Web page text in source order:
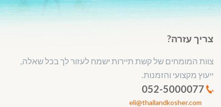
צריך עזרה?
צוות המומחים של קשת תיירות ישמח לעזור לך בכל שאלה,
ייעוץ מקצועי והזמנות.
eli@thailandkosher.com